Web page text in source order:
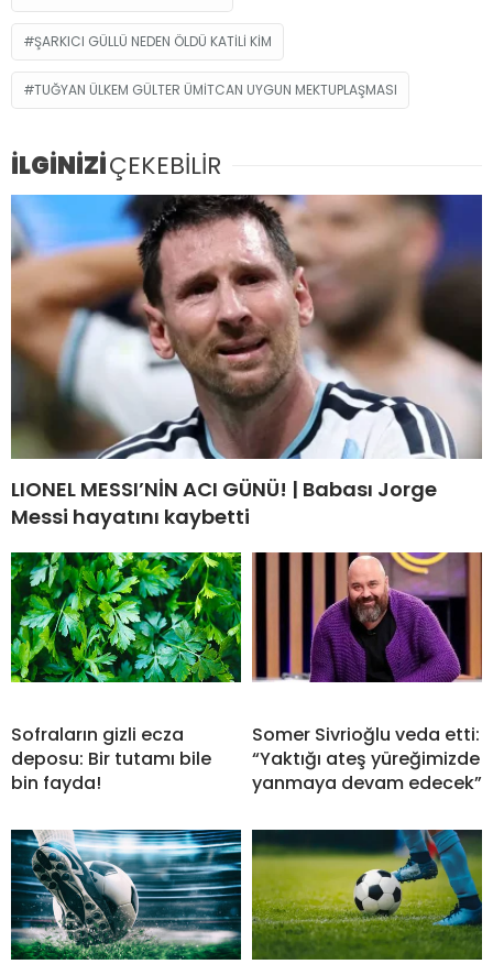
ŞARKICI GÜLLÜ NEDEN ÖLDÜ KATILI KIM
TUĞYAN ÜLKEM GÜLTER ÜMITCAN UYGUN MEKTUPLAŞMASI
İLGİNİZİÇEKEBİLİR
LIONEL MESSI’NİN ACI GÜNÜ! | Babası Jorge
Messi hayatını kaybetti
Sofraların gizli ecza
deposu: Bir tutamı bile
bin fayda!
Somer Sivrioğlu veda etti:
“Yaktığı ateş yüreğimizde
yanmaya devam edecek”